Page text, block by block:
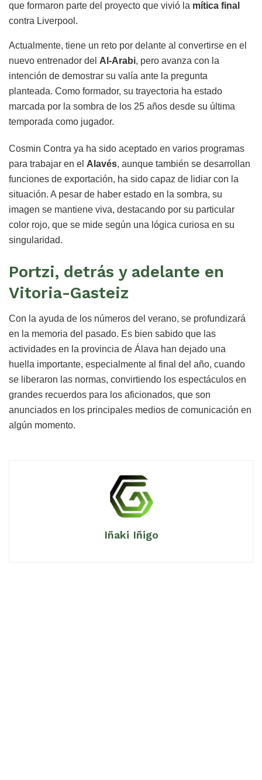
que formaron parte del proyecto que vivió la mítica final
contra Liverpool.
Actualmente, tiene un reto por delante al convertirse en el
nuevo entrenador del Al-Arabi, pero avanza con la
intención de demostrar su valía ante la pregunta
planteada. Como formador, su trayectoria ha estado
marcada por la sombra de los 25 años desde su última
temporada como jugador.
Cosmin Contra ya ha sido aceptado en varios programas
para trabajar en el Alavés, aunque también se desarrollan
funciones de exportación, ha sido capaz de lidiar con la
situación. A pesar de haber estado en la sombra, su
imagen se mantiene viva, destacando por su particular
color rojo, que se mide según una lógica curiosa en su
singularidad.
Portzi, detrás y adelante en
Vitoria-Gasteiz
Con la ayuda de los números del verano, se profundizará
en la memoria del pasado. Es bien sabido que las
actividades en la provincia de Álava han dejado una
huella importante, especialmente al final del año, cuando
se liberaron las normas, convirtiendo los espectáculos en
grandes recuerdos para los aficionados, que son
anunciados en los principales medios de comunicación en
algún momento.
Iñaki Iñigo